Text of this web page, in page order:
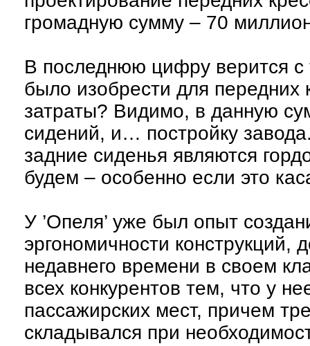
громадную сумму – 70
В последнюю цифру верится с
было изобрести для передних
затраты? Видимо, в данную
сидений, и… постройку
задние сиденья являются
будем – особенно если это
У ’Опеля’ уже был опыт
эргономичности конструкций,
недавнего времени в своем
всех конкурентов тем, что у
пассажирских мест, причем
складывался при